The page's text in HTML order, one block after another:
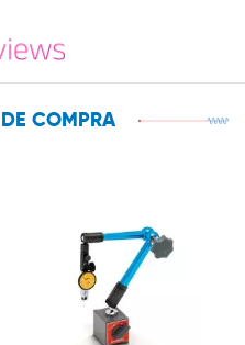
COMPRA